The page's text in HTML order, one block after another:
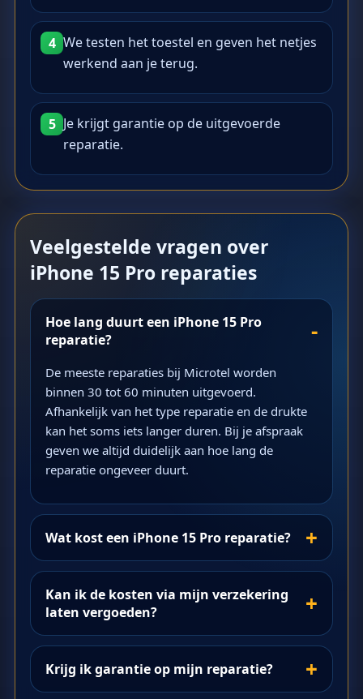
4 We testen het toestel en geven het netjes
werkend aan je terug.
5 Je krijgt garantie op de uitgevoerde
reparatie.
Veelgestelde vragen over
iPhone 15 Pro reparaties
Hoe lang duurt een iPhone 15 Pro
reparatie?
De meeste reparaties bij Microtel worden
binnen 30 tot 60 minuten uitgevoerd.
Afhankelijk van het type reparatie en de drukte
kan het soms iets langer duren. Bij je afspraak
geven we altijd duidelijk aan hoe lang de
reparatie ongeveer duurt.
Wat kost een iPhone 15 Pro reparatie?
Kan ik de kosten via mijn verzekering
laten vergoeden?
Krijg ik garantie op mijn reparatie?